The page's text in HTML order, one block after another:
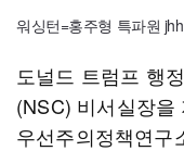
워싱턴=홍주형 특파원
도널드 트럼프 행
(NSC) 비서실장
우선주의정책연구